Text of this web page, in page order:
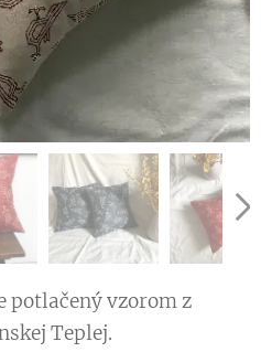
potlačený vzorom z
Teplej.